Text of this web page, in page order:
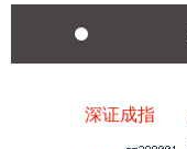
深证成指